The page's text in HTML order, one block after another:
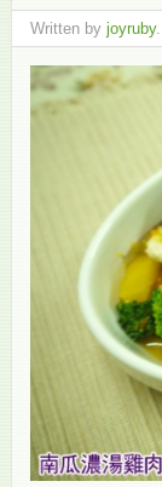
Written by joyruby